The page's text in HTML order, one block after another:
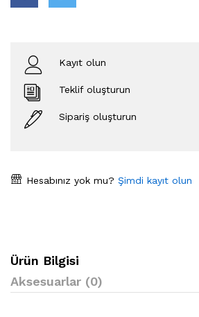
Kayıt olun
Teklif oluşturun
Sipariş oluşturun
Hesabınız yok mu? Şimdi kayıt olun
Ürün Bilgisi
Aksesuarlar (0)